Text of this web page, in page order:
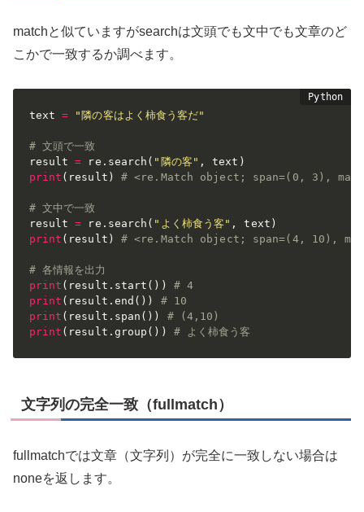
matchと似ていますがsearchは文頭でも文中でも文章のど
こかで一致するか調べます。
text = "隣の客はよく柿食う客だ"
# 文頭で一致
result = re . search ( "隣の客" , text )
print ( result ) # <re.Match object; span=(0, 3),
# 文中で一致
result = re . search ( "よく柿食う客" , text )
print ( result ) # <re.Match object; span=(4, 10),
# 各情報を出力
print ( result . start ( ) )
# 4
print ( result . end ( ) )
# 10
print ( result . span ( ) )
# (4,10)
print ( result . group ( ) ) # よく柿食う客
文字列の完全一致（fullmatch）
fullmatchでは文章（文字列）が完全に一致しない場合は
noneを返します。